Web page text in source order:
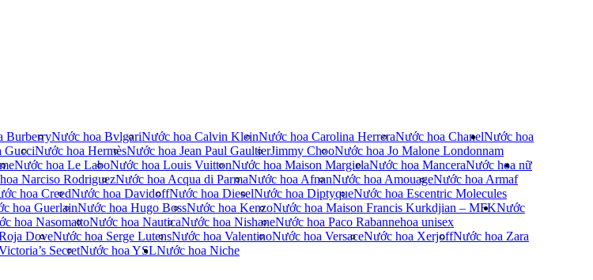
BurberryNước hoa BvlgariNước hoa Calvin KleinNước hoa Carolina HerreraNước hoa Chanel
GucciNước hoa HermèsNước hoa Jean Paul GaultierJimmy ChooNước hoa Jo Malone London
Nước hoa Le LaboNước hoa Louis VuittonNước hoa Maison MargielaNước hoa Mancera
Narciso RodriguezNước hoa Acqua di ParmaNước hoa AfnanNước hoa AmouageNước hoa Armaf
hoa CreedNước hoa DavidoffNước hoa DieselNước hoa DiptyqueNước hoa Escentric Molecules
hoa GuerlainNước hoa Hugo BossNước hoa KenzoNước hoa Maison Francis Kurkdjian – MFK
hoa NasomattoNước hoa NauticaNước hoa NishaneNước hoa Paco Rabanne
DoveNước hoa Serge LutensNước hoa ValentinoNước hoa VersaceNước hoa XerjoffNước hoa Zara
SecretNước hoa YSL
Nước hoa
nam
Nước hoa nữ
Nước
hoa unisex
Nước hoa Niche